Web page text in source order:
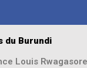
du Burundi
Louis